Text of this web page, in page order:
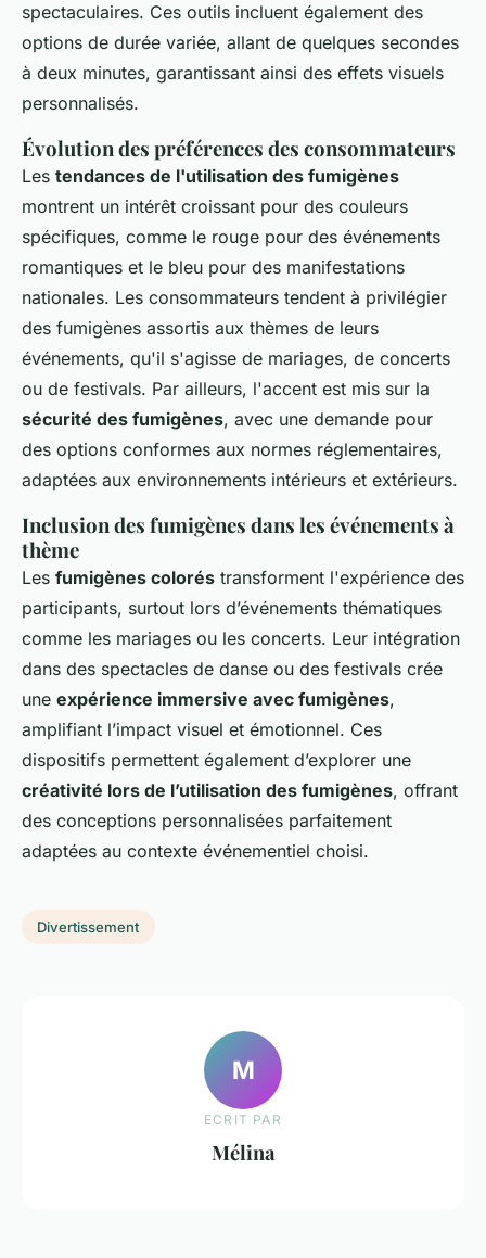
spectaculaires. Ces outils incluent également des
options de durée variée, allant de quelques secondes
à deux minutes, garantissant ainsi des effets visuels
personnalisés.
Évolution des préférences des consommateurs
Les tendances de l'utilisation des fumigènes
montrent un intérêt croissant pour des couleurs
spécifiques, comme le rouge pour des événements
romantiques et le bleu pour des manifestations
nationales. Les consommateurs tendent à privilégier
des fumigènes assortis aux thèmes de leurs
événements, qu'il s'agisse de mariages, de concerts
ou de festivals. Par ailleurs, l'accent est mis sur la
sécurité des fumigènes, avec une demande pour
des options conformes aux normes réglementaires,
adaptées aux environnements intérieurs et extérieurs.
Inclusion des fumigènes dans les événements à
thème
Les fumigènes colorés transforment l'expérience des
participants, surtout lors d’événements thématiques
comme les mariages ou les concerts. Leur intégration
dans des spectacles de danse ou des festivals crée
une expérience immersive avec fumigènes,
amplifiant l’impact visuel et émotionnel. Ces
dispositifs permettent également d’explorer une
créativité lors de l’utilisation des fumigènes, offrant
des conceptions personnalisées parfaitement
adaptées au contexte événementiel choisi.
Divertissement
M
ECRIT PAR
Mélina